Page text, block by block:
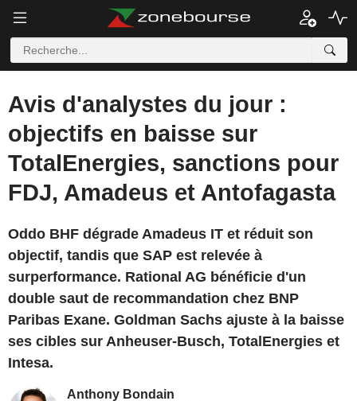
Avis d'analystes du jour :
objectifs en baisse sur
TotalEnergies, sanctions pour
FDJ, Amadeus et Antofagasta
Oddo BHF dégrade Amadeus IT et réduit son
objectif, tandis que SAP est relevée à
surperformance. Rational AG bénéficie d'un
double saut de recommandation chez BNP
Paribas Exane. Goldman Sachs ajuste à la baisse
ses cibles sur Anheuser-Busch, TotalEnergies et
Intesa.
Anthony Bondain